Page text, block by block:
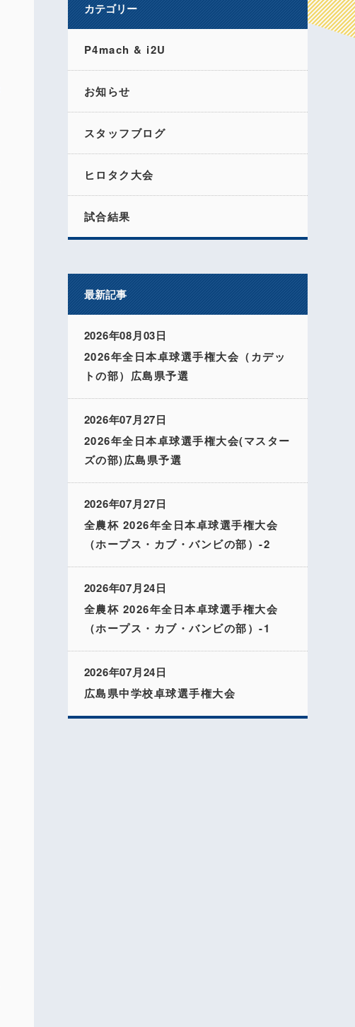
カテゴリー
P4mach & i2U
お知らせ
スタッフブログ
ヒロタク大会
試合結果
最新記事
2026年08月03日
2026年全日本卓球選手権大会（カデッ
トの部）広島県予選
2026年07月27日
2026年全日本卓球選手権大会(マスター
ズの部)広島県予選
2026年07月27日
全農杯 2026年全日本卓球選手権大会
（ホープス・カブ・バンビの部）-2
2026年07月24日
全農杯 2026年全日本卓球選手権大会
（ホープス・カブ・バンビの部）-1
2026年07月24日
広島県中学校卓球選手権大会